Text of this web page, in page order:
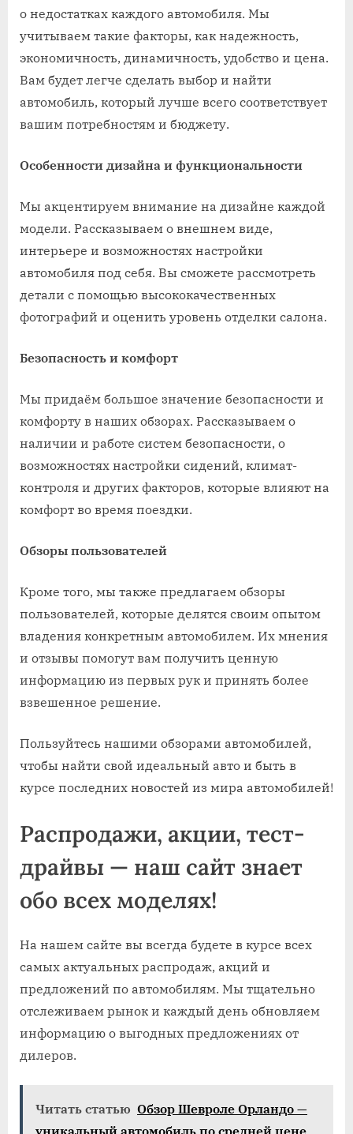
о недостатках каждого автомобиля. Мы
учитываем такие факторы, как надежность,
экономичность, динамичность, удобство и цена.
Вам будет легче сделать выбор и найти
автомобиль, который лучше всего соответствует
вашим потребностям и бюджету.
Особенности дизайна и функциональности
Мы акцентируем внимание на дизайне каждой
модели. Рассказываем о внешнем виде,
интерьере и возможностях настройки
автомобиля под себя. Вы сможете рассмотреть
детали с помощью высококачественных
фотографий и оценить уровень отделки салона.
Безопасность и комфорт
Мы придаём большое значение безопасности и
комфорту в наших обзорах. Рассказываем о
наличии и работе систем безопасности, о
возможностях настройки сидений, климат-
контроля и других факторов, которые влияют на
комфорт во время поездки.
Обзоры пользователей
Кроме того, мы также предлагаем обзоры
пользователей, которые делятся своим опытом
владения конкретным автомобилем. Их мнения
и отзывы помогут вам получить ценную
информацию из первых рук и принять более
взвешенное решение.
Пользуйтесь нашими обзорами автомобилей,
чтобы найти свой идеальный авто и быть в
курсе последних новостей из мира автомобилей!
Распродажи, акции, тест-
драйвы — наш сайт знает
обо всех моделях!
На нашем сайте вы всегда будете в курсе всех
самых актуальных распродаж, акций и
предложений по автомобилям. Мы тщательно
отслеживаем рынок и каждый день обновляем
информацию о выгодных предложениях от
дилеров.
Читать статью Обзор Шевроле Орландо —
уникальный автомобиль по средней цене